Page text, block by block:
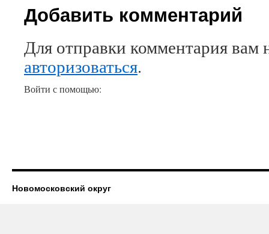
Добавить комментарий
Для отправки комментария вам
авторизоваться.
Войти с помощью:
Новомосковский округ